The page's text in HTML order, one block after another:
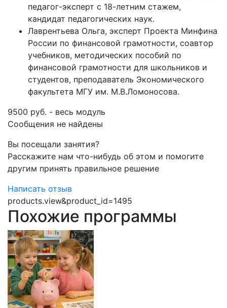
педагог-эксперт с 18-летним стажем,
кандидат педагогических наук.
Лаврентьева Ольга, эксперт Проекта Минфина
России по финансовой грамотности, соавтор
учебников, методических пособий по
финансовой грамотности для школьников и
студентов, преподаватель Экономического
факультета МГУ им. М.В.Ломоносова.
9500 руб. - весь модуль
Сообщения не найдены
Вы посещали занятия?
Расскажите нам что-нибудь об этом и помогите
другим принять правильное решение
Написать отзыв
products.view&product_id=1495
Похожие программы